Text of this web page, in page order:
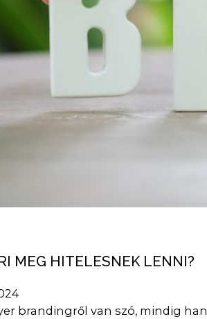
MEG HITELESNEK LENNI?
brandingről van szó, mindig